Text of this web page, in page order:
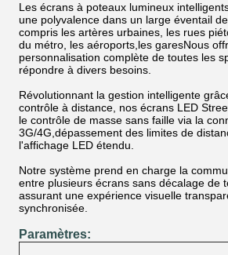
Les écrans à poteaux lumineux
une polyvalence dans un large éventail
compris les artères urbaines, les rues
du métro, les aéroports,les garesNous
personnalisation complète de toutes les
répondre à divers besoins.
Révolutionnant la gestion intelligente
contrôle à distance, nos écrans LED
le contrôle de masse sans faille via la
3G/4G,dépassement des limites de
l'affichage LED étendu.
Notre système prend en charge la
entre plusieurs écrans sans décalage de
assurant une expérience visuelle
synchronisée.
Paramètres: